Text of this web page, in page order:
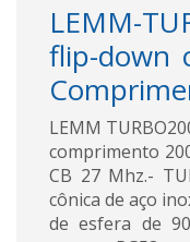
LEMM-
flip-down
LEMM
comprimento
CB 27 Mhz.-
cônica de aço
de esfera de